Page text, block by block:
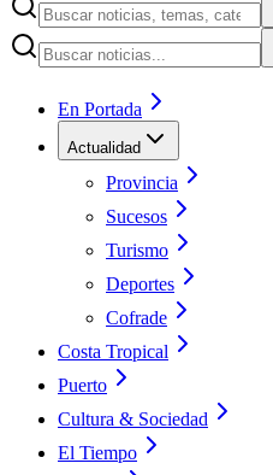
En Portada
Actualidad
Provincia
Sucesos
Turismo
Deportes
Cofrade
Costa Tropical
Puerto
Cultura & Sociedad
El Tiempo